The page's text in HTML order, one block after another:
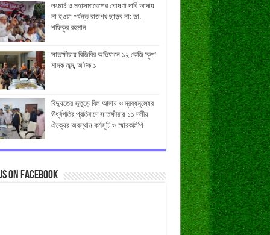
লংমার্চ ও মহাসমাবেশের ঘোষণা দাবি আদায়
না হওয়া পর্যন্ত রাজপথ ছাড়ব না: ডা.
শফিকুর রহমান
সাতক্ষীরায় বিজিবির অভিযানে ১২ কেজি ‘কুশ’
মাদক জব্দ, আটক ১
বিদ্যুতের ভূতুড়ে বিল আদায় ও দ্রব্যমূল্যের
ঊর্ধ্বগতির প্রতিবাদে সাতক্ষীরায় ১১ দলীয়
ঐক্যের অবস্থান কর্মসূচি ও স্মারকলিপি
on Facebook